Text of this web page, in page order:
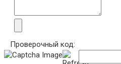
Проверочный код: